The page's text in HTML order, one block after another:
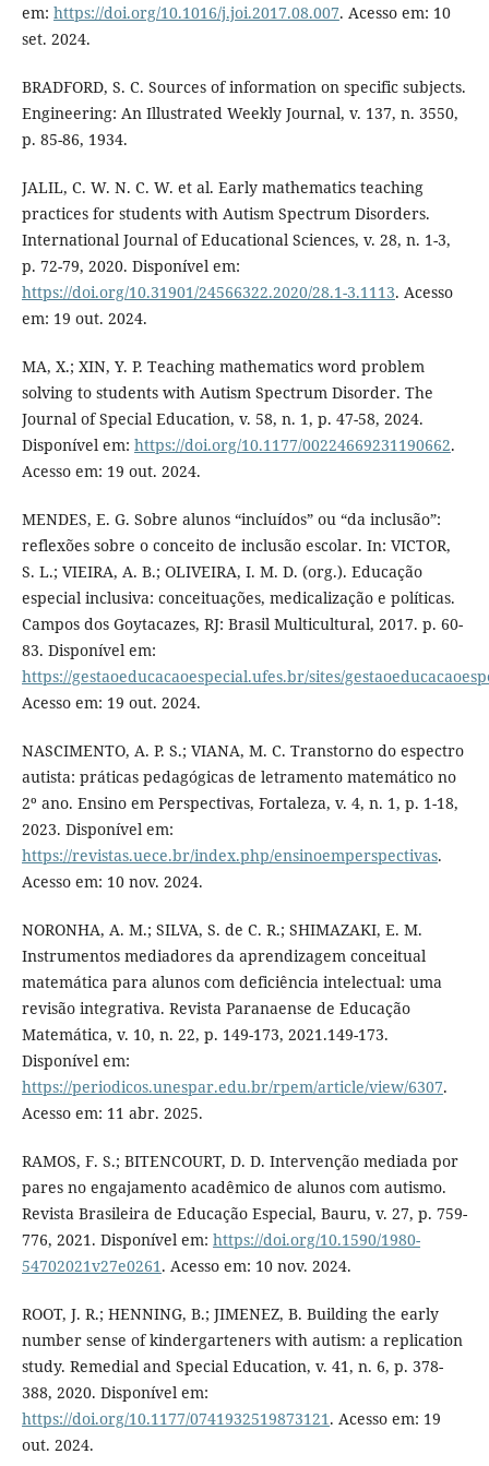
em: https://doi.org/10.1016/j.joi.2017.08.007. Acesso em: 10
set. 2024.
BRADFORD, S. C. Sources of information on specific subjects.
Engineering: An Illustrated Weekly Journal, v. 137, n. 3550,
p. 85-86, 1934.
JALIL, C. W. N. C. W. et al. Early mathematics teaching
practices for students with Autism Spectrum Disorders.
International Journal of Educational Sciences, v. 28, n. 1-3,
p. 72-79, 2020. Disponível em:
https://doi.org/10.31901/24566322.2020/28.1-3.1113. Acesso
em: 19 out. 2024.
MA, X.; XIN, Y. P. Teaching mathematics word problem
solving to students with Autism Spectrum Disorder. The
Journal of Special Education, v. 58, n. 1, p. 47-58, 2024.
Disponível em: https://doi.org/10.1177/00224669231190662.
Acesso em: 19 out. 2024.
MENDES, E. G. Sobre alunos “incluídos” ou “da inclusão”:
reflexões sobre o conceito de inclusão escolar. In: VICTOR,
S. L.; VIEIRA, A. B.; OLIVEIRA, I. M. D. (org.). Educação
especial inclusiva: conceituações, medicalização e políticas.
Campos dos Goytacazes, RJ: Brasil Multicultural, 2017. p. 60-
83. Disponível em:
https://gestaoeducacaoespecial.ufes.br/sites/
Acesso em: 19 out. 2024.
NASCIMENTO, A. P. S.; VIANA, M. C. Transtorno do espectro
autista: práticas pedagógicas de letramento matemático no
2º ano. Ensino em Perspectivas, Fortaleza, v. 4, n. 1, p. 1-18,
2023. Disponível em:
https://revistas.uece.br/index.php/ensinoemperspectivas.
Acesso em: 10 nov. 2024.
NORONHA, A. M.; SILVA, S. de C. R.; SHIMAZAKI, E. M.
Instrumentos mediadores da aprendizagem conceitual
matemática para alunos com deficiência intelectual: uma
revisão integrativa. Revista Paranaense de Educação
Matemática, v. 10, n. 22, p. 149-173, 2021.149-173.
Disponível em:
https://periodicos.unespar.edu.br/rpem/article/view/6307.
Acesso em: 11 abr. 2025.
RAMOS, F. S.; BITENCOURT, D. D. Intervenção mediada por
pares no engajamento acadêmico de alunos com autismo.
Revista Brasileira de Educação Especial, Bauru, v. 27, p. 759-
776, 2021. Disponível em: https://doi.org/10.1590/1980-
54702021v27e0261 . Acesso em: 10 nov. 2024.
ROOT, J. R.; HENNING, B.; JIMENEZ, B. Building the early
number sense of kindergarteners with autism: a replication
study. Remedial and Special Education, v. 41, n. 6, p. 378-
388, 2020. Disponível em:
https://doi.org/10.1177/0741932519873121 . Acesso em: 19
out. 2024.